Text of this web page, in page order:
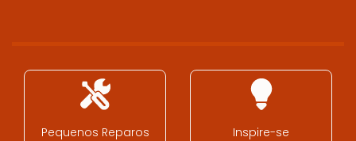
Pequenos Reparos Inspire-se